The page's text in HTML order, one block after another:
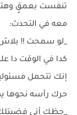
تنفست بعمقٍ
معه في التحدث:
_لو سمحت !! بلاش
كدا في الوقت دا
إنك تتحمل
حرك رأسه نحوها
_حظك أني